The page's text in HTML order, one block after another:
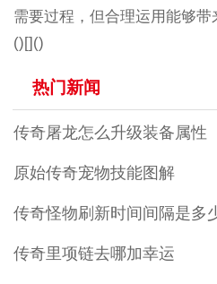
需要过程，但合理运用能够
()[]()
热门新闻
传奇屠龙怎么升级装备属性
原始传奇宠物技能图解
传奇怪物刷新时间间隔是多
传奇里项链去哪加幸运